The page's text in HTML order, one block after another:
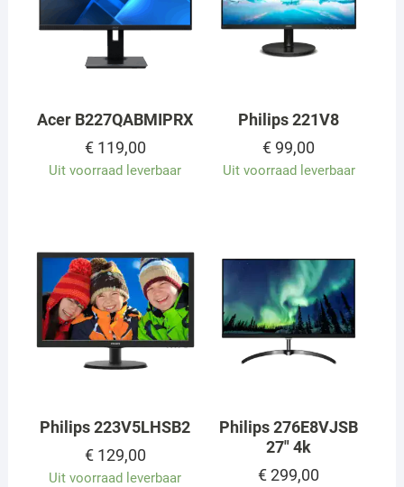
Acer B227QABMIPRX
€119,00
Uit voorraad leverbaar
Philips 221V8
€ 99,00
Uit voorraad leverbaar
Philips 223V5LHSB2
€129,00
Uit voorraad leverbaar
Philips 276E8VJSB
27″ 4k
€299,00